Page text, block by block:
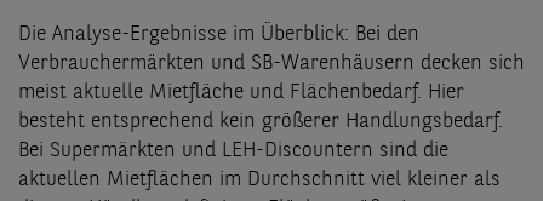
Die Analyse-Ergebnisse im Überblick: Bei den
Verbrauchermärkten und SB-Warenhäusern decken sich
meist aktuelle Mietfläche und Flächenbedarf. Hier
besteht entsprechend kein größerer Handlungsbedarf.
Bei Supermärkten und LEH-Discountern sind die
aktuellen Mietflächen im Durchschnitt viel kleiner als